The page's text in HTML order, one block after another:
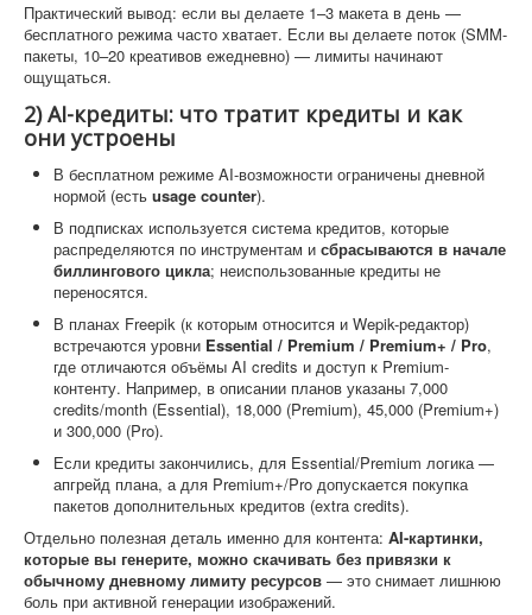
Практический вывод: если вы делаете 1–3 макета в день —
бесплатного режима часто хватает. Если вы делаете поток (SMM-
пакеты, 10–20 креативов ежедневно) — лимиты начинают
ощущаться.
2) AI-кредиты: что тратит кредиты и как
они устроены
В бесплатном режиме AI-возможности ограничены дневной
нормой (есть usage counter).
В подписках используется система кредитов, которые
распределяются по инструментам и сбрасываются в начале
биллингового цикла; неиспользованные кредиты не
переносятся.
В планах Freepik (к которым относится и Wepik-редактор)
встречаются уровни Essential / Premium / Premium+ / Pro,
где отличаются объёмы AI credits и доступ к Premium-
контенту. Например, в описании планов указаны 7,000
credits/month (Essential), 18,000 (Premium), 45,000 (Premium+)
и 300,000 (Pro).
Если кредиты закончились, для Essential/Premium логика —
апгрейд плана, а для Premium+/Pro допускается покупка
пакетов дополнительных кредитов (extra credits).
Отдельно полезная деталь именно для контента: AI-картинки,
которые вы генерите, можно скачивать без привязки к
обычному дневному лимиту ресурсов — это снимает лишнюю
боль при активной генерации изображений.